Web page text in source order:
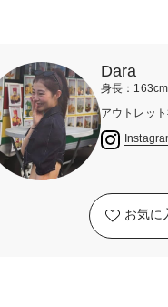
Dara
身長：
アウトレッ
お気に